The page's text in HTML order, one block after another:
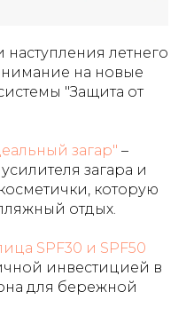
летнего
на новые
"Защита от
загар" –
загара и
которую
отдых.
SPF30 и SPF50
инвестицией в
для бережной